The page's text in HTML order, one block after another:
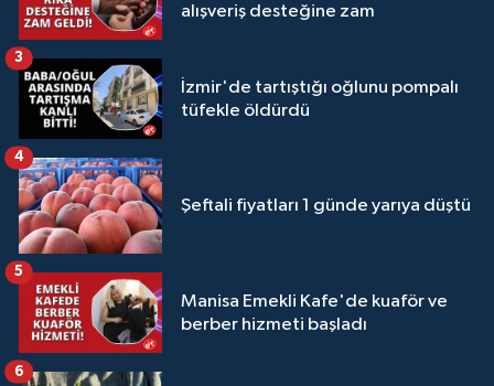
alışveriş desteğine zam
İzmir'de tartıştığı oğlunu pompalı
tüfekle öldürdü
3
Şeftali fiyatları 1 günde yarıya düştü
4
Manisa Emekli Kafe'de kuaför ve
berber hizmeti başladı
5
6